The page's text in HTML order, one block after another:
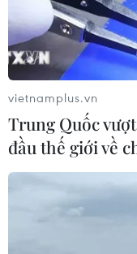
TIN LIÊN
vietnamplus.vn
Trung Quốc
đầu thế giới về